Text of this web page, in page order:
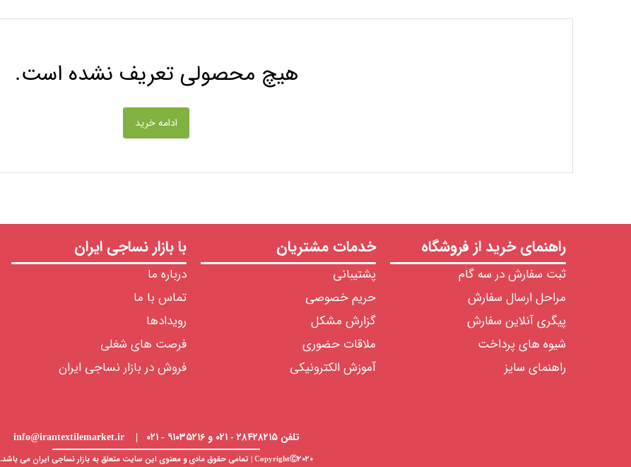
هیچ محصولی تعریف نشده است.
ادامه خرید
راهنمای خرید از فروشگاه
ثبت سفارش در سه گام
مراحل ارسال سفارش
پیگری آنلاین سفارش
شیوه های پرداخت
راهنمای سایز
خدمات مشتریان
پشتیبانی
حریم خصوصی
گزارش مشکل
ملاقات حضوری
آموزش الکترونیکی
با بازار نساجی ایران
درباره ما
تماس با ما
رویدادها
فرصت های شغلی
فروش در بازار نساجی ایران
تلفن ۲۸۴۲۸۲۱۵ - ۰۲۱ و ۹۱۰۳۵۲۱۶ - ۰۲۱ | info@irantextilemarket.ir
CopyrightⒸ۲۰۲۰ | تمامی حقوق مادی و معنوی این سایت متعلق به بازار نساجی ایران می باشد.